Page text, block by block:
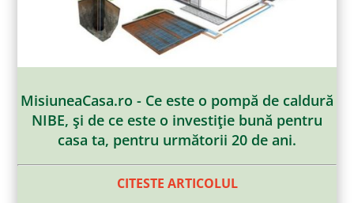
MisiuneaCasa.ro - Ce este o pompă de caldură
NIBE, şi de ce este o investiţie bună pentru
casa ta, pentru următorii 20 de ani.
CITESTE ARTICOLUL